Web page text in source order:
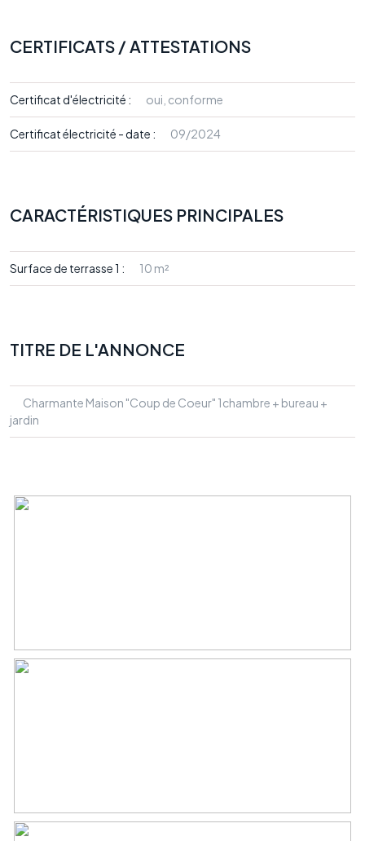
CERTIFICATS / ATTESTATIONS
Certificat d'électricité : oui, conforme
Certificat électricité - date : 09/2024
CARACTÉRISTIQUES PRINCIPALES
Surface de terrasse 1 : 10 m²
TITRE DE L'ANNONCE
Charmante Maison "Coup de Coeur" 1chambre + bureau +
jardin